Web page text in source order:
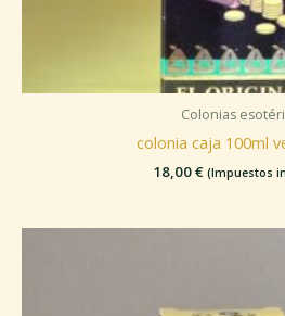
Colonias
colonia caja 100ml
18,00€ (Impuestos